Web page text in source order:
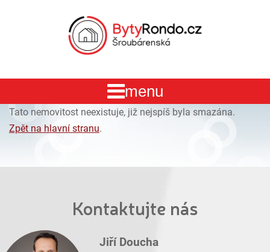
Tato nemovitost neexistuje, již nejspíš byla smazána.
Zpět na hlavní stranu.
Kontaktujte nás
Jiří Doucha